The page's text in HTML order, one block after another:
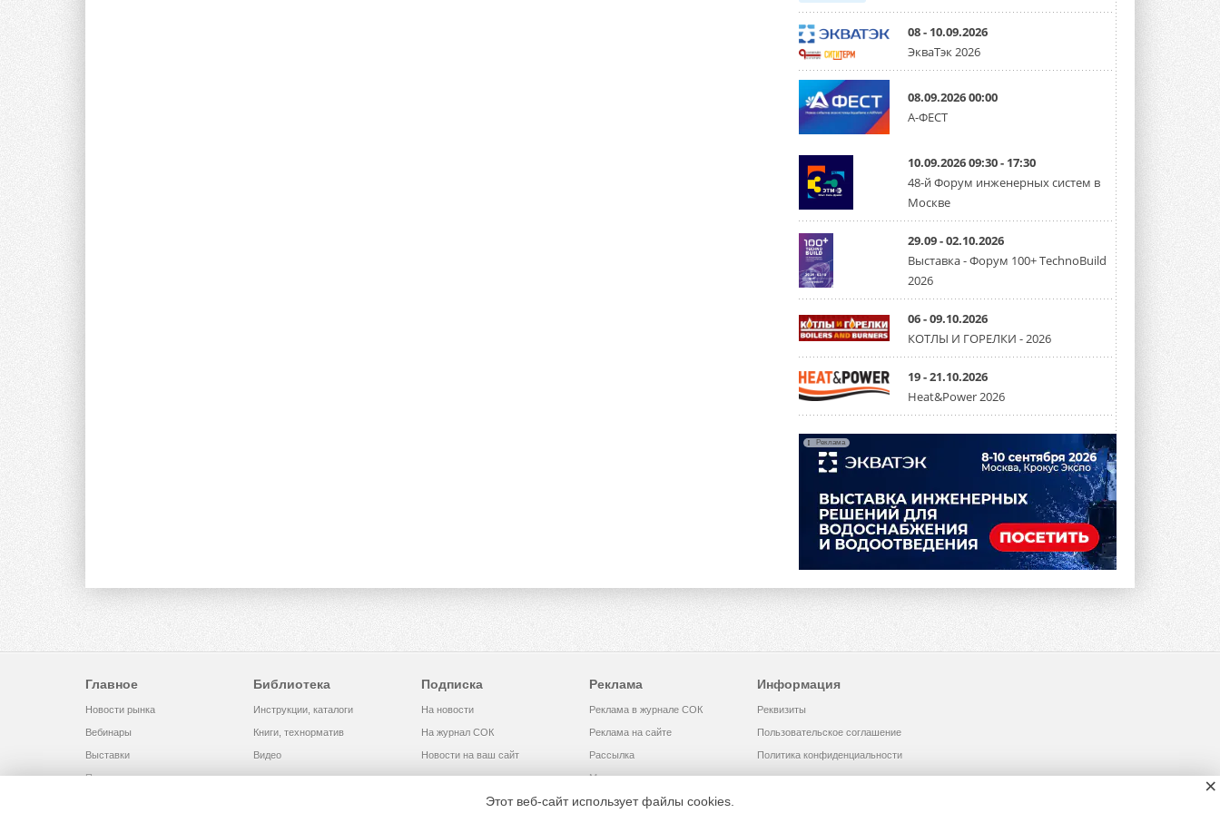
08 - 10.09.2026
ЭкваТэк 2026
08.09.2026 00:00
А-ФЕСТ
10.09.2026 09:30 - 17:30
48-й Форум инженерных систем в
Москве
29.09 - 02.10.2026
Выставка - Форум 100+ TechnoBuild
2026
06 - 09.10.2026
КОТЛЫ И ГОРЕЛКИ - 2026
19 - 21.10.2026
Heat&Power 2026
Реклама
Главное
Новости рынка
Вебинары
Выставки
Помощь
Библиотека
Инструкции, каталоги
Книги, технорматив
Видео
Подписка
На новости
На журнал СОК
Новости на ваш сайт
Реклама
Реклама в журнале СОК
Реклама на сайте
Рассылка
Медиакит
Информация
Реквизиты
Пользовательское соглашение
Политика конфиденциальности
Этот веб-сайт использует файлы cookies.
×